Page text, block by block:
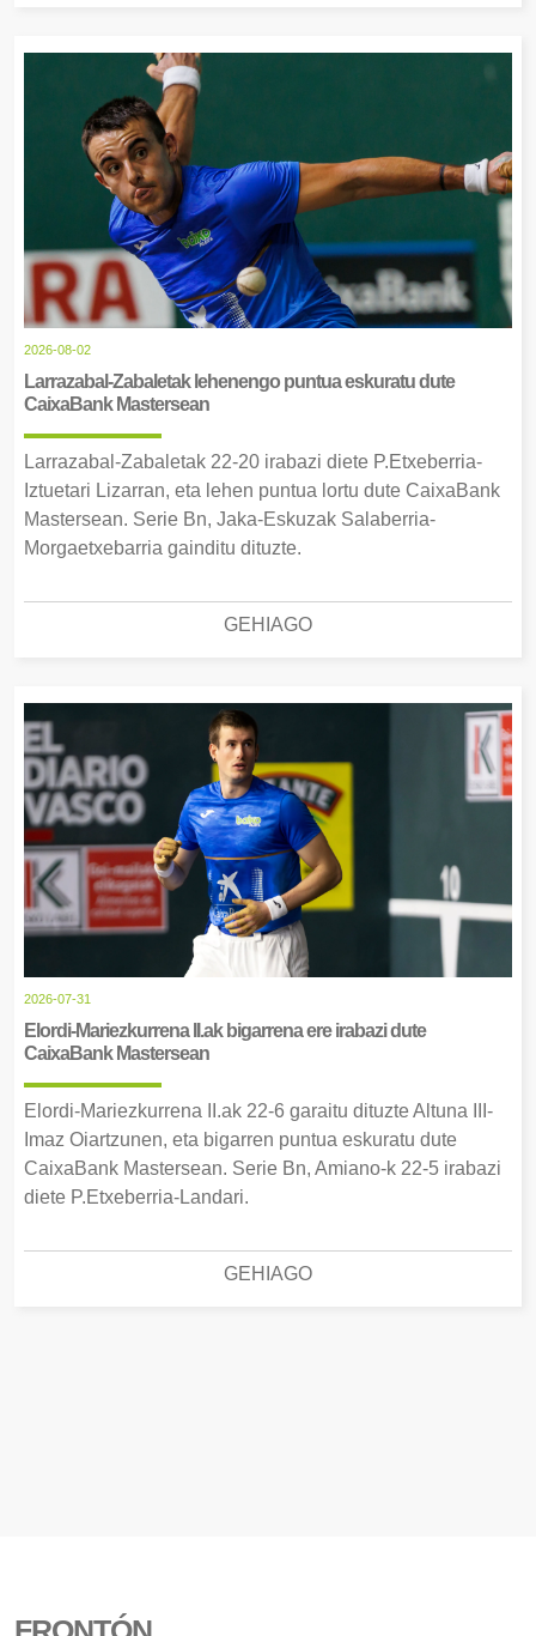
2026-08-02
Larrazabal-Zabaletak lehenengo puntua eskuratu dute
CaixaBank Mastersean
Larrazabal-Zabaletak 22-20 irabazi diete P.Etxeberria-
Iztuetari Lizarran, eta lehen puntua lortu dute CaixaBank
Mastersean. Serie Bn, Jaka-Eskuzak Salaberria-
Morgaetxebarria gainditu dituzte.
GEHIAGO
2026-07-31
Elordi-Mariezkurrena II.ak bigarrena ere irabazi dute
CaixaBank Mastersean
Elordi-Mariezkurrena II.ak 22-6 garaitu dituzte Altuna III-
Imaz Oiartzunen, eta bigarren puntua eskuratu dute
CaixaBank Mastersean. Serie Bn, Amiano-k 22-5 irabazi
diete P.Etxeberria-Landari.
GEHIAGO